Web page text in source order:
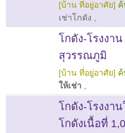
[บ้าน ที่อยู่อาศัย] ค้
เช่าโกดัง
โกดัง-โรงงา
สุวรรณภูมิ
[บ้าน ที่อยู่อาศัย] ค้
ให้เช่า
โกดัง-โรงงา
โกดังเนื้อที่